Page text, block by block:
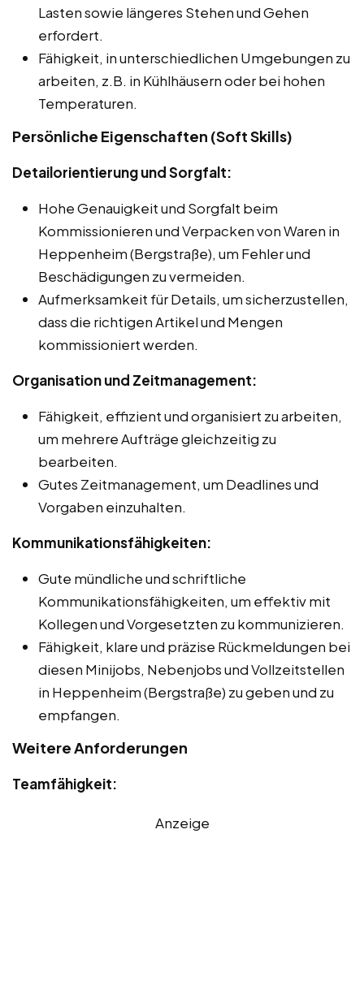
Lasten sowie längeres Stehen und Gehen
erfordert.
Fähigkeit, in unterschiedlichen Umgebungen zu
arbeiten, z.B. in Kühlhäusern oder bei hohen
Temperaturen.
Persönliche Eigenschaften (Soft Skills)
Detailorientierung und Sorgfalt:
Hohe Genauigkeit und Sorgfalt beim
Kommissionieren und Verpacken von Waren in
Heppenheim (Bergstraße), um Fehler und
Beschädigungen zu vermeiden.
Aufmerksamkeit für Details, um sicherzustellen,
dass die richtigen Artikel und Mengen
kommissioniert werden.
Organisation und Zeitmanagement:
Fähigkeit, effizient und organisiert zu arbeiten,
um mehrere Aufträge gleichzeitig zu
bearbeiten.
Gutes Zeitmanagement, um Deadlines und
Vorgaben einzuhalten.
Kommunikationsfähigkeiten:
Gute mündliche und schriftliche
Kommunikationsfähigkeiten, um effektiv mit
Kollegen und Vorgesetzten zu kommunizieren.
Fähigkeit, klare und präzise Rückmeldungen bei
diesen Minijobs, Nebenjobs und Vollzeitstellen
in Heppenheim (Bergstraße) zu geben und zu
empfangen.
Weitere Anforderungen
Teamfähigkeit:
Anzeige